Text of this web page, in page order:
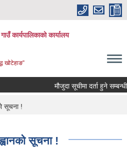
कार्यपालिकाको कार्यालय
खोटेहाङ”
मौजुदा सूचीमा दर्ता हुने सम्बन्धी
सूचना !
सूचना !